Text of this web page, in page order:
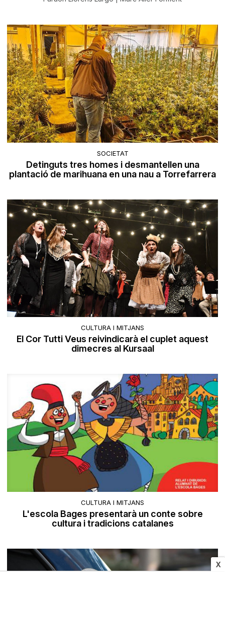
X
SOCIETAT
Detinguts tres homes i desmantellen una
plantació de marihuana en una nau a Torrefarrera
CULTURA I MITJANS
El Cor Tutti Veus reivindicarà el cuplet aquest
dimecres al Kursaal
CULTURA I MITJANS
L'escola Bages presentarà un conte sobre
cultura i tradicions catalanes